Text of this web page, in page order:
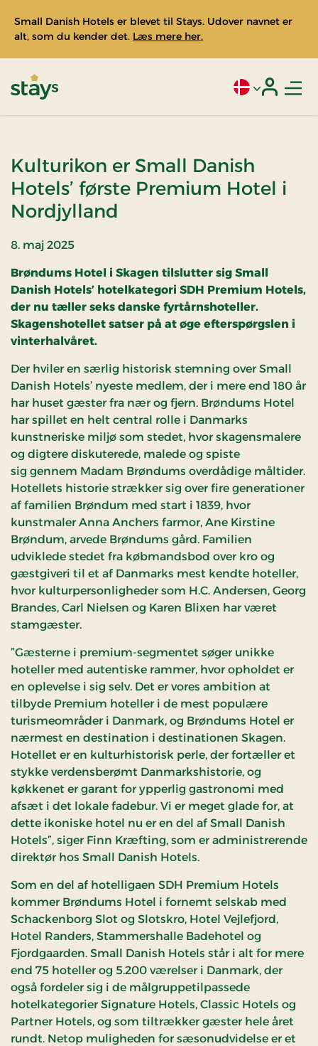
Small Danish Hotels er blevet til Stays. Udover navnet er
alt, som du kender det. Læs mere her.
Aktivt sprog:
Kulturikon er Small Danish
Hotels’ første Premium Hotel i
Nordjylland
8. maj 2025
Brøndums Hotel i Skagen tilslutter sig Small
Danish Hotels’ hotelkategori SDH Premium Hotels,
der nu tæller seks danske fyrtårnshoteller.
Skagenshotellet satser på at øge efterspørgslen i
vinterhalvåret.
Der hviler en særlig historisk stemning over Small
Danish Hotels’ nyeste medlem, der i mere end 180 år
har huset gæster fra nær og fjern. Brøndums Hotel
har spillet en helt central rolle i Danmarks
kunstneriske miljø som stedet, hvor skagensmalere
og digtere diskuterede, malede og spiste
sig gennem Madam Brøndums overdådige måltider.
Hotellets historie strækker sig over fire generationer
af familien Brøndum med start i 1839, hvor
kunstmaler Anna Anchers farmor, Ane Kirstine
Brøndum, arvede Brøndums gård. Familien
udviklede stedet fra købmandsbod over kro og
gæstgiveri til et af Danmarks mest kendte hoteller,
hvor kulturpersonligheder som H.C. Andersen, Georg
Brandes, Carl Nielsen og Karen Blixen har været
stamgæster.
”Gæsterne i premium-segmentet søger unikke
hoteller med autentiske rammer, hvor opholdet er
en oplevelse i sig selv. Det er vores ambition at
tilbyde Premium hoteller i de mest populære
turismeområder i Danmark, og Brøndums Hotel er
nærmest en destination i destinationen Skagen.
Hotellet er en kulturhistorisk perle, der fortæller et
stykke verdensberømt Danmarkshistorie, og
køkkenet er garant for ypperlig gastronomi med
afsæt i det lokale fadebur. Vi er meget glade for, at
dette ikoniske hotel nu er en del af Small Danish
Hotels”, siger Finn Kræfting, som er administrerende
direktør hos Small Danish Hotels.
Som en del af hotelligaen SDH Premium Hotels
kommer Brøndums Hotel i fornemt selskab med
Schackenborg Slot og Slotskro, Hotel Vejlefjord,
Hotel Randers, Stammershalle Badehotel og
Fjordgaarden. Small Danish Hotels står i alt for mere
end 75 hoteller og 5.200 værelser i Danmark, der
også fordeler sig i de målgruppetilpassede
hotelkategorier Signature Hotels, Classic Hotels og
Partner Hotels, og som tiltrækker gæster hele året
rundt. Netop muligheden for sæsonudvidelse er et